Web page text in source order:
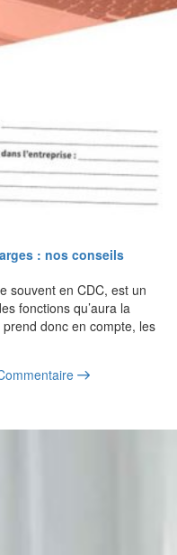
: nos conseils
souvent en CDC, est un
fonctions qu’aura la
donc en compte, les